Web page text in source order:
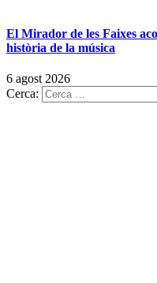
El Mirador de les Faixes
història de la música
6 agost 2026
Cerca: